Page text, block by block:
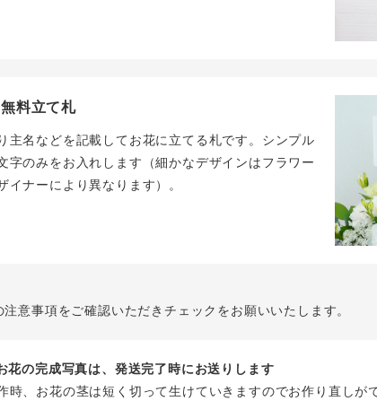
無料立て札
主名などを記載してお花に立てる札です。シンプル
字のみをお入れします（細かなデザインはフラワー
イナーにより異なります）。
注意事項をご確認いただきチェックをお願いいたします。
花の完成写真は、発送完了時にお送りします
時、お花の茎は短く切って生けていきますのでお作り直しが